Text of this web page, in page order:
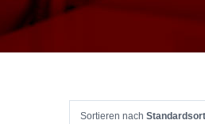
Sortieren nach